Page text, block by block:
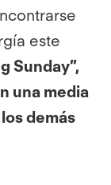
este
Sunday”,
una media
demás